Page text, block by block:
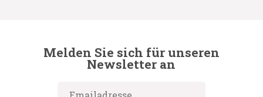
Melden Sie sich für unseren
Newsletter an